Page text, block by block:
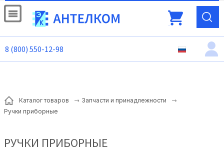
8 (800) 550-12-98
Каталог товаров
Запчасти и принадлежности
Ручки приборные
РУЧКИ ПРИБОРНЫЕ